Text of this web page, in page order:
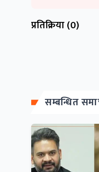
प्रतिक्रिया (0)
सम्बन्धित